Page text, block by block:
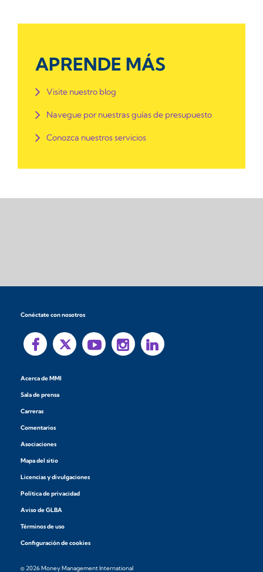
APRENDE MÁS
Visite nuestro blog
Navegue por nuestras guías de presupuesto
Conozca nuestros servicios
Conéctate con nosotros
Acerca de MMI
Sala de prensa
Carreras
Comentarios
Asociaciones
Mapa del sitio
Licencias y divulgaciones
Política de privacidad
Aviso de GLBA
Términos de uso
Configuración de cookies
© 2026 Money Management International